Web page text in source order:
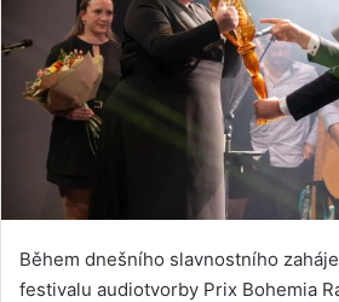
Během dnešního slavnostního
festivalu audiotvorby Prix Bohemia